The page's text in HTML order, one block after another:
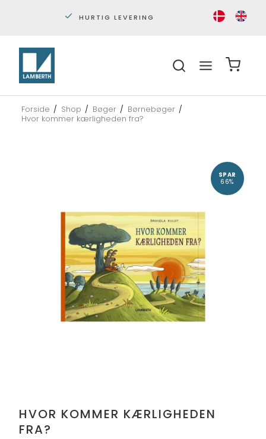
HURTIG LEVERING
Forside / Shop / Bøger / Børnebøger /
Hvor kommer kærligheden fra?
SPAR
66%
HVOR KOMMER KÆRLIGHEDEN
FRA?